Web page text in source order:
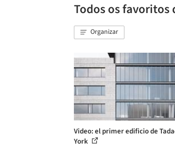
Todos os favoritos
Organizar
Video: el primer edificio de
York